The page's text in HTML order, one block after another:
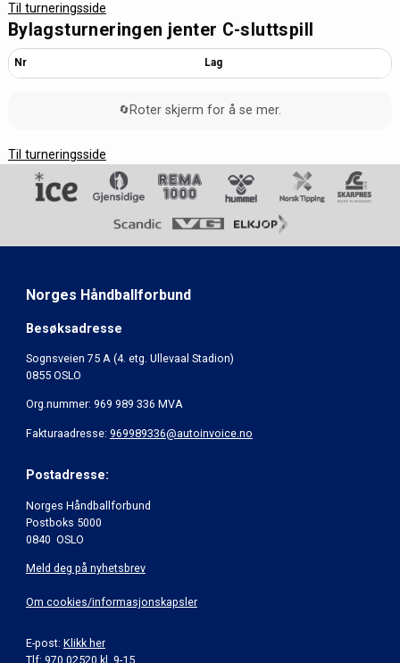
Til turneringsside
Bylagsturneringen jenter C-sluttspill
Nr Lag
🔄 Roter skjerm for å se mer.
Til turneringsside
Norges Håndballforbund
Besøksadresse
Sognsveien 75 A (4. etg. Ullevaal Stadion)
0855 OSLO
Org.nummer: 969 989 336 MVA
Fakturaadresse: 969989336@autoinvoice.no
Postadresse:
Norges Håndballforbund
Postboks 5000
0840 OSLO
Meld deg på nyhetsbrev
Om cookies/informasjonskapsler
E-post: Klikk her
Tlf: 970 02520 kl. 9-15